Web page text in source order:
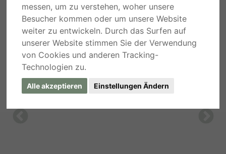
messen, um zu verstehen, woher unsere
Besucher kommen oder um unsere Website
weiter zu entwickeln. Durch das Surfen auf
unserer Website stimmen Sie der Verwendung
von Cookies und anderen Tracking-
Technologien zu.
Alle akzeptieren Einstellungen Ändern